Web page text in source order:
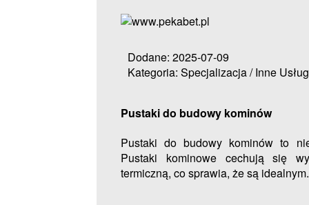
Dodane: 2025-07-09
Kategoria: Specjalizacja / Inne
Pustaki do budowy kominów
Pustaki do budowy kominów to
Pustaki kominowe cechują się
termiczną, co sprawia, że są